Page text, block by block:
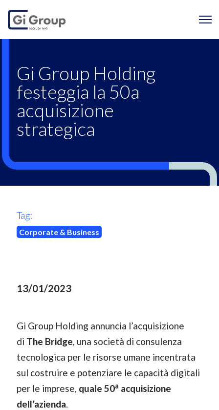
Gi Group Holding
festeggia la 50a
acquisizione
strategica
Tag:
Corporate & Business
13/01/2023
Gi Group Holding annuncia l’acquisizione
di The Bridge, una società di consulenza
tecnologica per le risorse umane incentrata
sul costruire e potenziare le capacità digitali
per le imprese, quale 50a acquisizione
dell’azienda.